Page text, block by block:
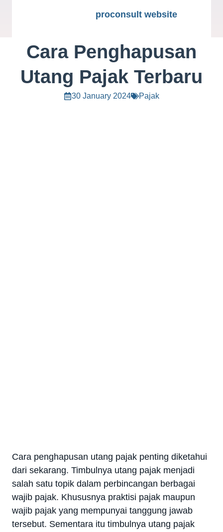
proconsult website
Cara Penghapusan
Utang Pajak Terbaru
30 January 2024 Pajak
Cara penghapusan utang pajak penting diketahui
dari sekarang. Timbulnya utang pajak menjadi
salah satu topik dalam perbincangan berbagai
wajib pajak. Khususnya praktisi pajak maupun
wajib pajak yang mempunyai tanggung jawab
tersebut. Sementara itu timbulnya utang pajak